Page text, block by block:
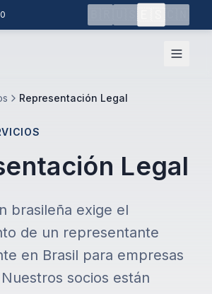
🇺🇸🇪🇸
Representación Legal
Legal
brasileña exige el
de un representante
en Brasil para empresas
socios están